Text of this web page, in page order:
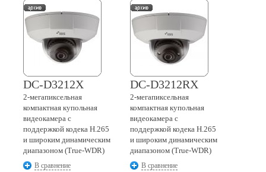
DC-D3212X
2-мегапиксельная
компактная купольная
видеокамера с
поддержкой кодека H.265
и широким динамическим
диапазоном (True-WDR)
В сравнение
DC-D3212RX
2-мегапиксельная
компактная купольная
видеокамера с
поддержкой кодека H.265
и широким динамическим
диапазоном (True-WDR)
В сравнение